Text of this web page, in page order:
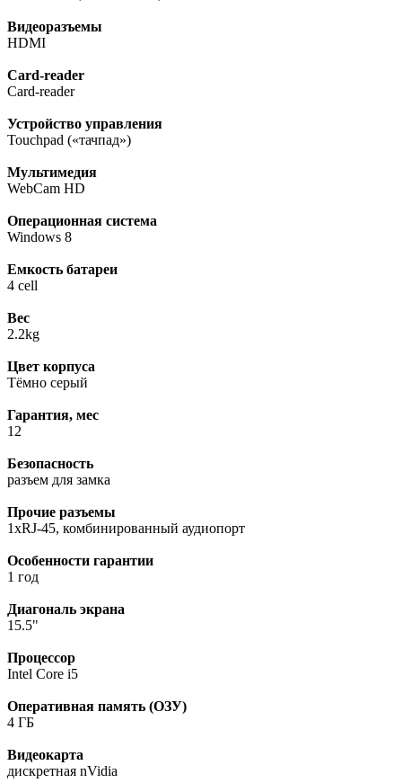
Видеоразъемы
HDMI
Card-reader
Card-reader
Устройство управления
Touchpad («тачпад»)
Мультимедия
WebCam HD
Операционная система
Windows 8
Емкость батареи
4 cell
Вес
2.2kg
Цвет корпуса
Тёмно серый
Гарантия, мес
12
Безопасность
разъем для замка
Прочие разъемы
1xRJ-45, комбинированный аудиопорт
Особенности гарантии
1 год
Диагональ экрана
15.5"
Процессор
Intel Core i5
Оперативная память (ОЗУ)
4 ГБ
Видеокарта
дискретная nVidia